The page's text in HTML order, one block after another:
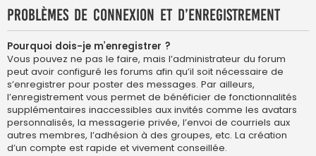
Problèmes de connexion et d’enregistrement
Pourquoi dois-je m’enregistrer ?
Vous pouvez ne pas le faire, mais l’administrateur du forum
peut avoir configuré les forums afin qu’il soit nécessaire de
s’enregistrer pour poster des messages. Par ailleurs,
l’enregistrement vous permet de bénéficier de fonctionnalités
supplémentaires inaccessibles aux invités comme les avatars
personnalisés, la messagerie privée, l’envoi de courriels aux
autres membres, l’adhésion à des groupes, etc. La création
d’un compte est rapide et vivement conseillée.